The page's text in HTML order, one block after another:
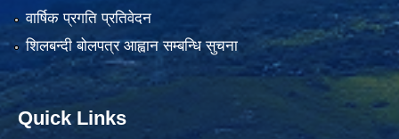
वार्षिक प्रगति प्रतिवेदन
शिलबन्दी बोलपत्र आह्वान सम्बन्धि सुचना
Quick Links